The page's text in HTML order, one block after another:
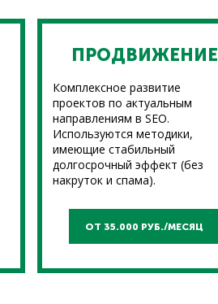
ПРОДВИЖЕНИЕ
Комплексное развитие
проектов по актуальным
направлениям в SEO.
Используются методики,
имеющие стабильный
долгосрочный эффект (без
накруток и спама).
ОТ 35.000 РУБ./МЕСЯЦ